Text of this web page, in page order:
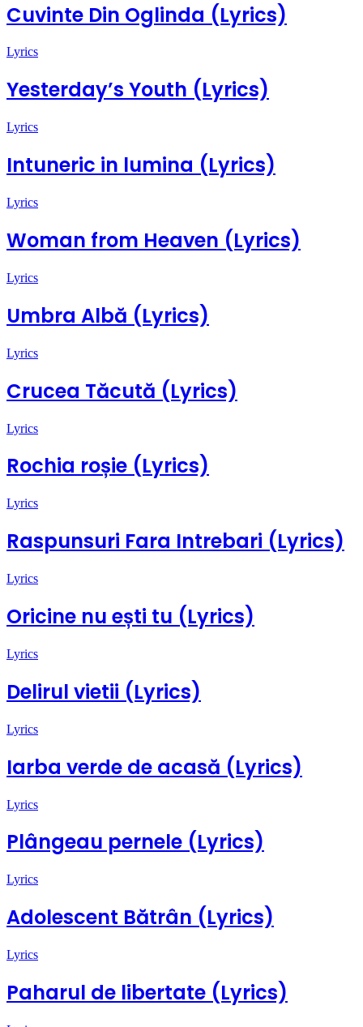
Cuvinte Din Oglinda (Lyrics)
Lyrics
Yesterday’s Youth (Lyrics)
Lyrics
Intuneric in lumina (Lyrics)
Lyrics
Woman from Heaven (Lyrics)
Lyrics
Umbra Albă (Lyrics)
Lyrics
Crucea Tăcută (Lyrics)
Lyrics
Rochia roșie (Lyrics)
Lyrics
Raspunsuri Fara Intrebari (Lyrics)
Lyrics
Oricine nu ești tu (Lyrics)
Lyrics
Delirul vietii (Lyrics)
Lyrics
Iarba verde de acasă (Lyrics)
Lyrics
Plângeau pernele (Lyrics)
Lyrics
Adolescent Bătrân (Lyrics)
Lyrics
Paharul de libertate (Lyrics)